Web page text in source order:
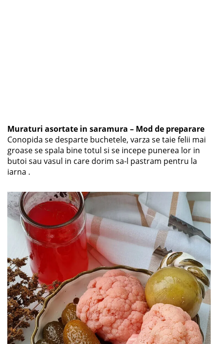
Muraturi asortate in saramura – Mod de preparare
Conopida se desparte buchetele, varza se taie felii mai
groase se spala bine totul si se incepe punerea lor in
butoi sau vasul in care dorim sa-l pastram pentru la
iarna .